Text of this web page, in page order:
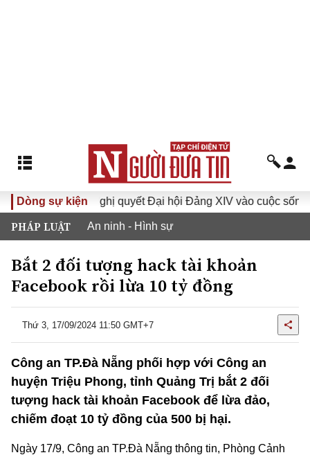
Dòng sự kiện
Đưa Nghị quyết Đại hội Đảng XIV vào cuộc sống
PHÁP LUẬT An ninh - Hình sự
Bắt 2 đối tượng hack tài khoản
Facebook rồi lừa 10 tỷ đồng
Thứ 3, 17/09/2024 11:50 GMT+7
Công an TP.Đà Nẵng phối hợp với Công an
huyện Triệu Phong, tỉnh Quảng Trị bắt 2 đối
tượng hack tài khoản Facebook để lừa đảo,
chiếm đoạt 10 tỷ đồng của 500 bị hại.
Ngày 17/9, Công an TP.Đà Nẵng thông tin, Phòng Cảnh